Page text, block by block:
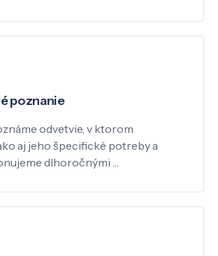
poznanie
odvetvie, v ktorom
aj jeho špecifické potreby a
dlhoročnými …